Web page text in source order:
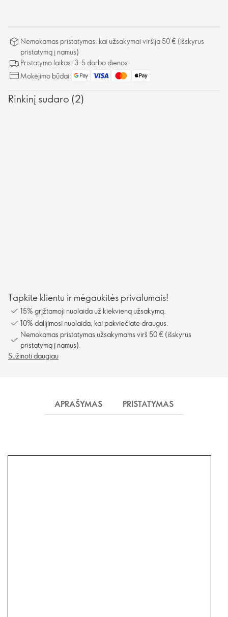
Nemokamas pristatymas, kai užsakymai viršija 50 € (išskyrus
pristatymą į namus)
Pristatymo laikas: 3-5 darbo dienos
Mokėjimo būdai:
Rinkinį sudaro (2)
Tapkite klientu ir mėgaukitės privalumais!
15% grįžtamoji nuolaida už kiekvieną užsakymą.
10% dalijimosi nuolaida, kai pakviečiate draugus.
Nemokamas pristatymas užsakymams virš 50 € (išskyrus
pristatymą į namus).
Sužinoti daugiau
APRAŠYMAS PRISTATYMAS